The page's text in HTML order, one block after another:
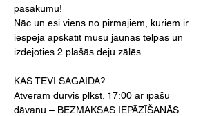
pasākumu!
Nāc un esi viens no pirmajiem, kuriem ir
iespēja apskatīt mūsu jaunās telpas un
izdejoties 2 plašās deju zālēs.
KAS TEVI SAGAIDA?
Atveram durvis plkst. 17:00 ar īpašu
dāvanu – BEZMAKSAS IEPĀZĪŠANĀS